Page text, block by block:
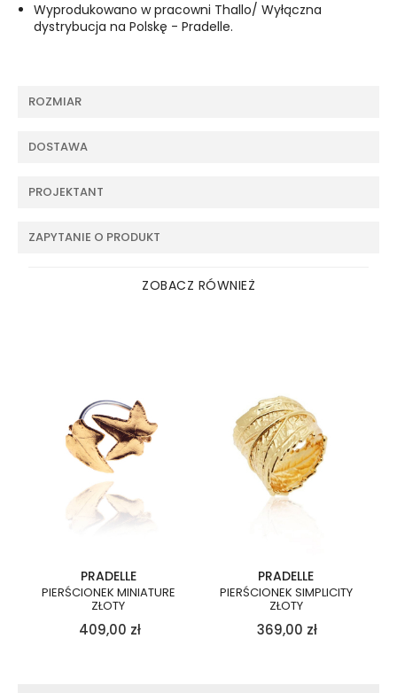
Wyprodukowano w pracowni Thallo/ Wyłączna
dystrybucja na Polskę - Pradelle.
ROZMIAR
DOSTAWA
PROJEKTANT
ZAPYTANIE O PRODUKT
ZOBACZ RÓWNIEŻ
PRADELLE
PIERŚCIONEK MINIATURE
ZŁOTY
409,00 zł
PRADELLE
PIERŚCIONEK SIMPLICITY
ZŁOTY
369,00 zł